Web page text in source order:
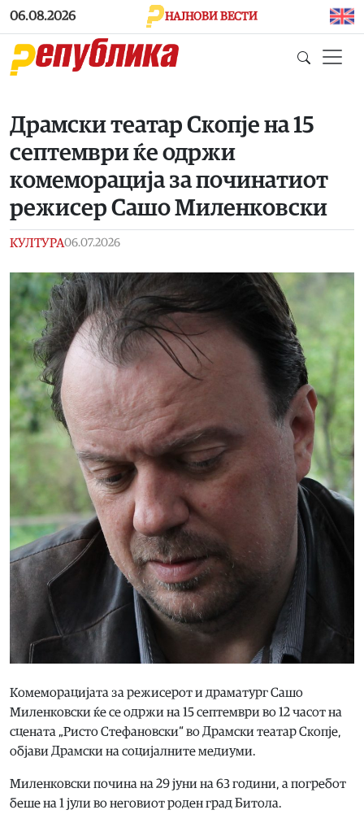
Skip to main content
06.08.2026 НАЈНОВИ ВЕСТИ
Драмски театар Скопје на 15
септември ќе одржи
комеморација за починатиот
режисер Сашо Миленковски
КУЛТУРА06.07.2026
Комеморацијата за режисерот и драматург Сашо
Миленковски ќе се одржи на 15 септември во 12 часот на
сцената „Ристо Стефановски“ во Драмски театар Скопје,
објави Драмски на социјалните медиуми.
Миленковски почина на 29 јуни на 63 години, а погребот
беше на 1 јули во неговиот роден град Битола.